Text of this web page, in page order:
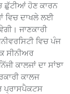
ਛੁੱਟੀਆਂ ਹੋਣ ਕਾਰਨ
ਵਿਚ ਦਾਖਲੇ ਲਈ
ਜਾਣਕਾਰੀ
ਵਿਚ ਪੰਜ
ਸੀਨੀਅਰ
ਕਾਲਜਾਂ ਦਾ ਸਾਂਝਾ
ਕਾਲਜ
ਪ੍ਰਾਸਪੈਕਟਸ